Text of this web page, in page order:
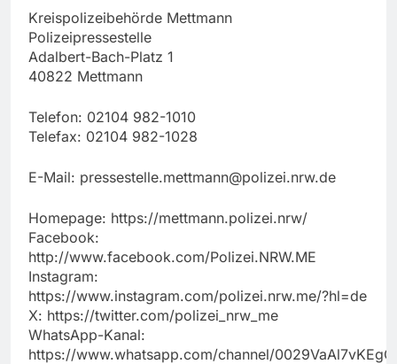
Kreispolizeibehörde Mettmann
Polizeipressestelle
Adalbert-Bach-Platz 1
40822 Mettmann
Telefon: 02104 982-1010
Telefax: 02104 982-1028
E-Mail: pressestelle.mettmann@polizei.nrw.de
Homepage: https://mettmann.polizei.nrw/
Facebook:
http://www.facebook.com/Polizei.NRW.ME
Instagram:
https://www.instagram.com/polizei.nrw.me/?hl=de
X: https://twitter.com/polizei_nrw_me
WhatsApp-Kanal:
https://www.whatsapp.com/channel/